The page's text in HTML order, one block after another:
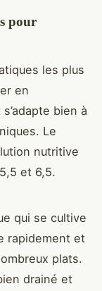
pour
les plus
en
bien à
Le
nutritive
et 6,5.
qui se cultive
rapidement et
plats.
drainé et